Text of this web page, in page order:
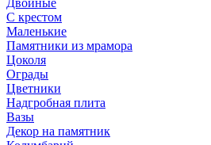
Двойные
С крестом
Маленькие
Памятники из мрамора
Цоколя
Ограды
Цветники
Надгробная плита
Вазы
Декор на памятник